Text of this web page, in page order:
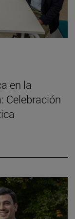
en la
Celebración